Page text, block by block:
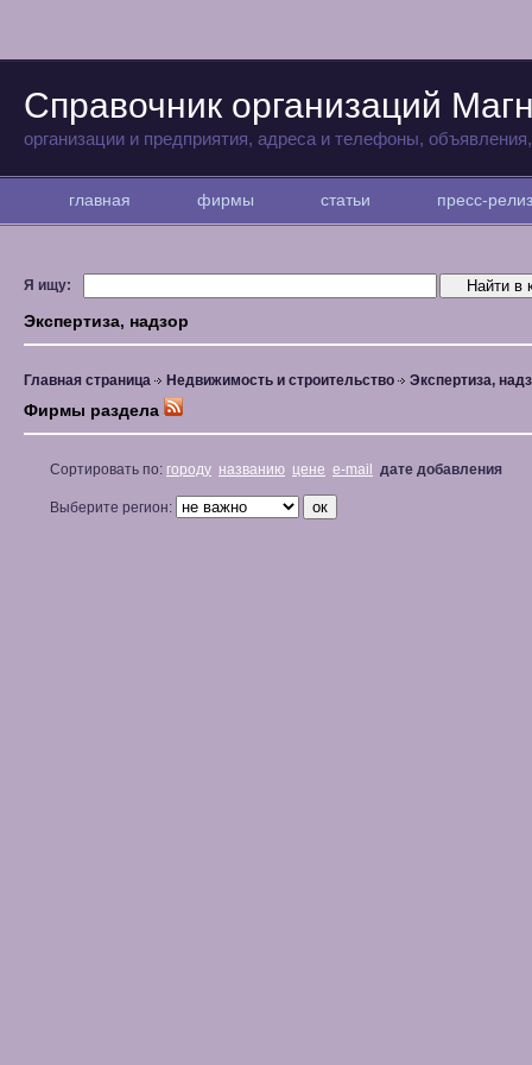
Справочник организаций
организации и предприятия, адреса и телефоны,
главная фирмы статьи пресс-
Я ищу:
Экспертиза, надзор
Главная страница Недвижимость и строительство Экспертиза,
Фирмы раздела
Сортировать по: городу названию цене e-mail дате добавления
Выберите регион: